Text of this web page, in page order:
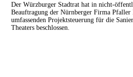
Der Würzburger Stadtrat hat in nicht-
Beauftragung der Nürnberger Firma
umfassenden Projektsteuerung für die
Theaters beschlossen.